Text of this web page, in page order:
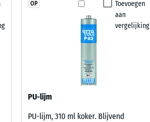
gewenst zijn.
slijtage – Schaalwaarde 2 = "goed" (BS 7188)
= Infiltratie ca. 600 mm/u (600 l/h/m²)
acceptatiehoek ca. 16°, groep R10
ca. 0,12 W/(m·K)
product
Toevoegen
aan
vergelijking
OP
PU-lijm
PU-lijm, 310 ml koker. Blijvend